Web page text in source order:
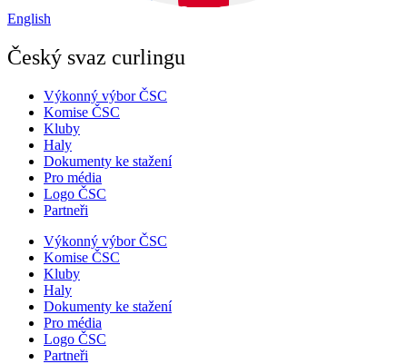
English
Český svaz curlingu
Výkonný výbor ČSC
Komise ČSC
Kluby
Haly
Dokumenty ke stažení
Pro média
Logo ČSC
Partneři
Výkonný výbor ČSC
Komise ČSC
Kluby
Haly
Dokumenty ke stažení
Pro média
Logo ČSC
Partneři